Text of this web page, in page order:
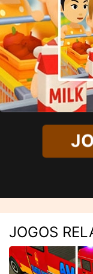
JOGOS